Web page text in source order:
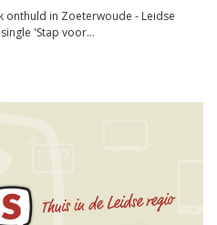
onthuld in Zoeterwoude - Leidse
'Stap voor...